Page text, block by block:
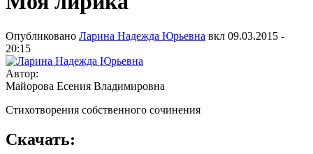
Опубликовано Ларина Надежда Юрьевна вкл 09.03.2015 -
20:15
Автор:
Майорова Есения Владимировна
Стихотворения собственного сочинения
Скачать: